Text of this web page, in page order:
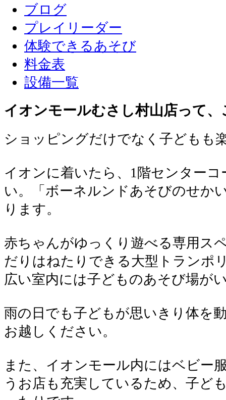
ブログ
プレイリーダー
体験できるあそび
料金表
設備一覧
イオンモールむさし村山店って
ショッピングだけでなく子どもも
イオンに着いたら、1階センター
い。「ボーネルンドあそびのせか
ります。
赤ちゃんがゆっくり遊べる専用ス
だりはねたりできる大型トランポ
広い室内には子どものあそび場が
雨の日でも子どもが思いきり体を
お越しください。
また、イオンモール内にはベビー
うお店も充実しているため、子ど